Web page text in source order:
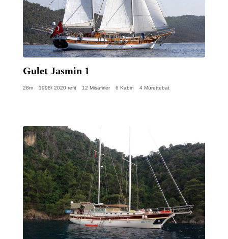
Gulet Jasmin 1
28m 1998/ 2020 refit 12 Misafirler 6 Kabin 4 Mürettebat